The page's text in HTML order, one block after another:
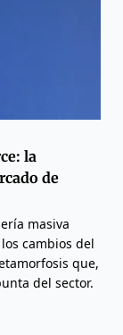
la
de
masiva
cambios del
que,
del sector.